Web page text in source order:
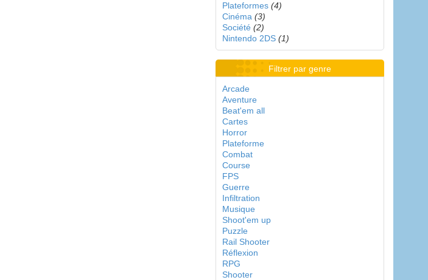
Plateformes (4)
Cinéma (3)
Société (2)
Nintendo 2DS (1)
Filtrer par genre
Arcade
Aventure
Beat'em all
Cartes
Horror
Plateforme
Combat
Course
FPS
Guerre
Infiltration
Musique
Shoot'em up
Puzzle
Rail Shooter
Réflexion
RPG
Shooter